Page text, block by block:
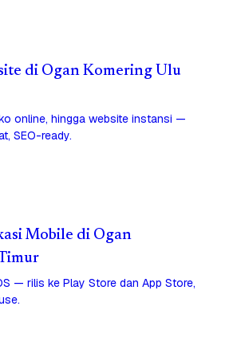
di Ogan Komering Ulu
online, hingga website instansi —
SEO-ready.
Mobile di Ogan
— rilis ke Play Store dan App Store,